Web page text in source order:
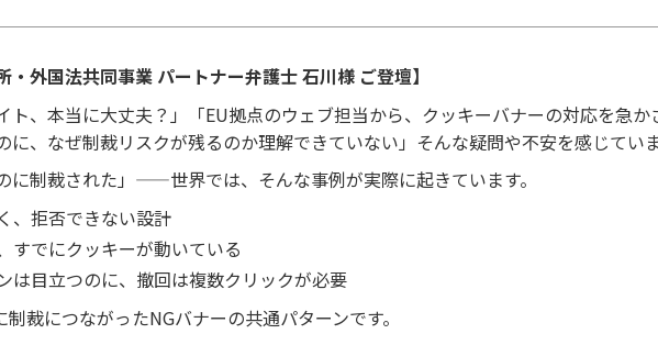
・外国法共同事業 パートナー弁護士 石川様 ご登壇】
ト、本当に大丈夫？」「EU拠点のウェブ担当から、クッキーバナーの対応を急
に、なぜ制裁リスクが残るのか理解できていない」そんな疑問や不安を感じてい
に制裁された」——世界では、そんな事例が実際に起きています。
、拒否できない設計
すでにクッキーが動いている
は目立つのに、撤回は複数クリックが必要
裁につながったNGバナーの共通パターンです。